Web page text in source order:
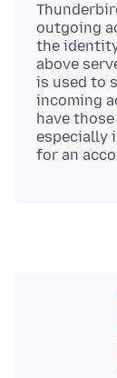
outgoing
the
above
is used to
incoming
have
especially